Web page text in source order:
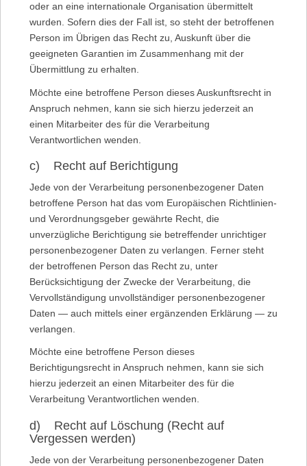
oder an eine internationale Organisation übermittelt
wurden. Sofern dies der Fall ist, so steht der betroffenen
Person im Übrigen das Recht zu, Auskunft über die
geeigneten Garantien im Zusammenhang mit der
Übermittlung zu erhalten.
Möchte eine betroffene Person dieses Auskunftsrecht in
Anspruch nehmen, kann sie sich hierzu jederzeit an
einen Mitarbeiter des für die Verarbeitung
Verantwortlichen wenden.
c) Recht auf Berichtigung
Jede von der Verarbeitung personenbezogener Daten
betroffene Person hat das vom Europäischen Richtlinien-
und Verordnungsgeber gewährte Recht, die
unverzügliche Berichtigung sie betreffender unrichtiger
personenbezogener Daten zu verlangen. Ferner steht
der betroffenen Person das Recht zu, unter
Berücksichtigung der Zwecke der Verarbeitung, die
Vervollständigung unvollständiger personenbezogener
Daten — auch mittels einer ergänzenden Erklärung — zu
verlangen.
Möchte eine betroffene Person dieses
Berichtigungsrecht in Anspruch nehmen, kann sie sich
hierzu jederzeit an einen Mitarbeiter des für die
Verarbeitung Verantwortlichen wenden.
d) Recht auf Löschung (Recht auf
Vergessen werden)
Jede von der Verarbeitung personenbezogener Daten